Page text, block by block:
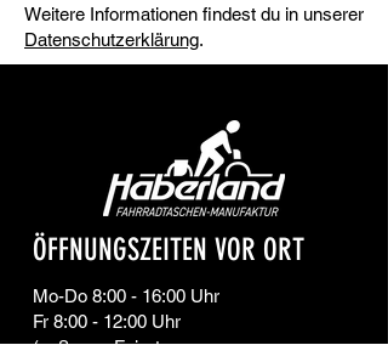
Weitere Informationen findest du in unserer
Datenschutzerklärung.
ÖFFNUNGSZEITEN VOR ORT
Mo-Do 8:00 - 16:00 Uhr
Fr 8:00 - 12:00 Uhr
(außer an Feiertagen +